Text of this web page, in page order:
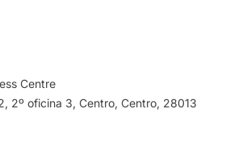
Centre
2º oficina 3, Centro, Centro, 28013